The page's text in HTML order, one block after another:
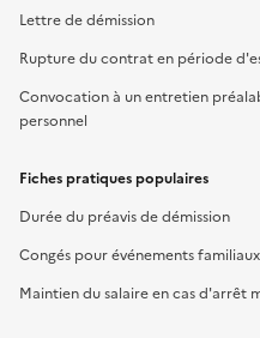
Lettre de démission
Rupture du contrat en période
Convocation à un entretien
personnel
Fiches pratiques populaires
Durée du préavis de démission
Congés pour événements familiaux
Maintien du salaire en cas d'arrêt